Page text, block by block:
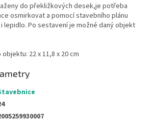
do překližkových desek,je potřeba
osmirkovat a pomocí stavebního plánu
lepidlo. Po sestavení je možné daný objekt
22 x 11,8 x 20 cm